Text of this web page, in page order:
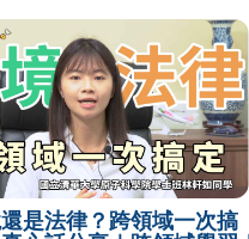
是法律？跨領域一次搞